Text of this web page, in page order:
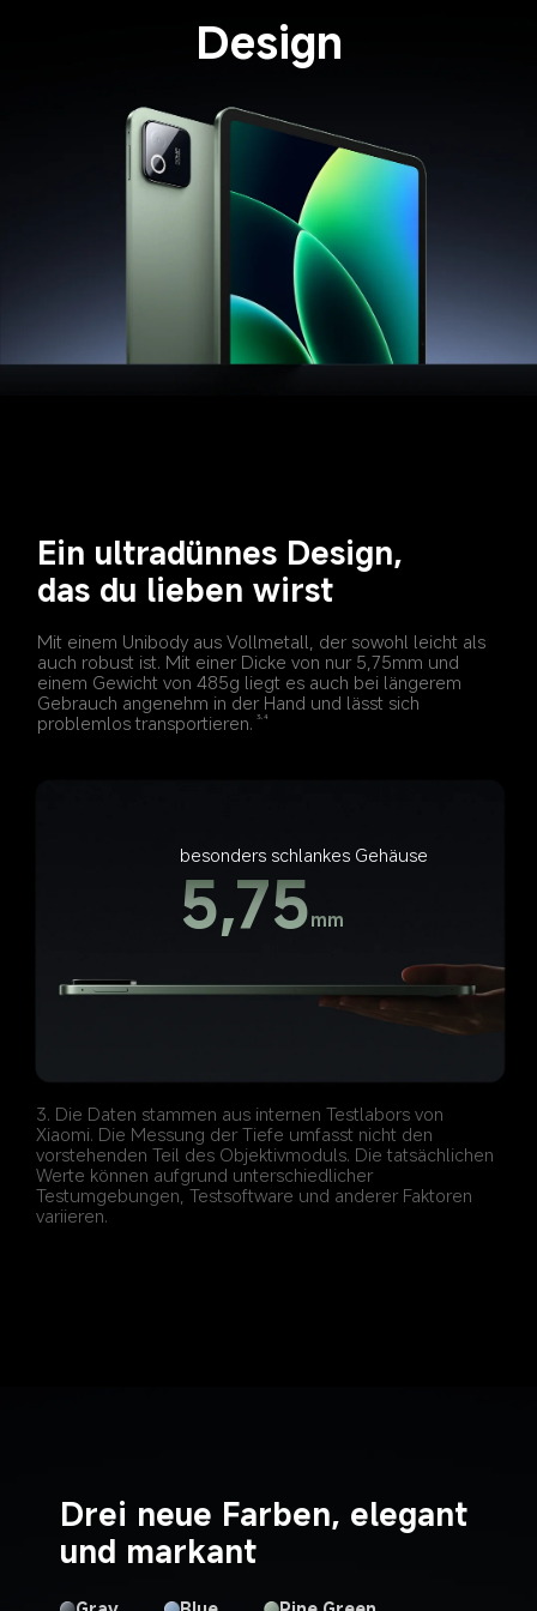
Design
Ein ultradünnes Design,
das du lieben wirst
Mit einem Unibody aus Vollmetall, der sowohl leicht als
auch robust ist. Mit einer Dicke von nur 5,75mm und
einem Gewicht von 485g liegt es auch bei längerem
Gebrauch angenehm in der Hand und lässt sich
problemlos transportieren. 3,4
besonders schlankes Gehäuse
5,75mm
3. Die Daten stammen aus internen Testlabors von
Xiaomi. Die Messung der Tiefe umfasst nicht den
vorstehenden Teil des Objektivmoduls. Die tatsächlichen
Werte können aufgrund unterschiedlicher
Testumgebungen, Testsoftware und anderer Faktoren
Drei neue Farben, elegant
und markant